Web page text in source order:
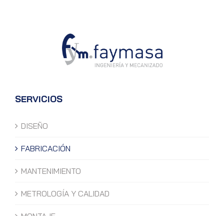
SERVICIOS
DISEÑO
FABRICACIÓN
MANTENIMIENTO
METROLOGÍA Y CALIDAD